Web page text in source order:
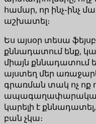
համար, որ ինչ-ինչ
աշխատել։
Ես այսօր տեսա
քննադատում ենք,
միայն քննադատում
այստեղ մեր
գրառման տակ ոչ ոք
կարելի է
բան չկա։